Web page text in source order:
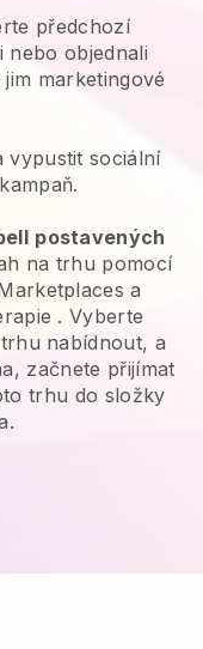
předchozí
nebo objednali
marketingové
vypustit sociální
postavených
na trhu pomocí
a
. Vyberte
nabídnout, a
začnete přijímat
trhu do složky